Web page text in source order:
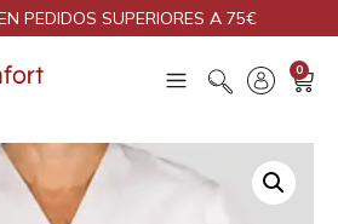
PEDIDOS SUPERIORES A 75€
0